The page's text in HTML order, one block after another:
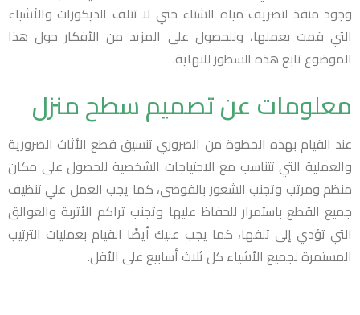
وجود منفذ لتصريف مياه الشتاء حتي لا تتلف الديكورات والأشياء
التي قمت بعملها، وللحصول على المزيد من الأفكار حول هذا
الموضوع تابع هذه السطور للنهاية.
معلومات عن تصميم سطح منزل
عند القيام بهذه الخطوة من الضروري تنسيق قطع الأثاث الضرورية
والعملية التي تتناسب مع الاحتياجات الشخصية للحصول على مكان
منظم ومرتب وتجنب الشعور بالفوضى، كما يجب العمل علي تنظيف
جميع القطع باستمرار للحفاظ عليها وتجنب تراكم الأتربة والعوالق
التي تؤدي إلى تلفها، كما يجب عليك أيضًا القيام بعمليات الترتيب
المستمرة لجميع الأشياء كل ثلاث أسابيع على الأقل.